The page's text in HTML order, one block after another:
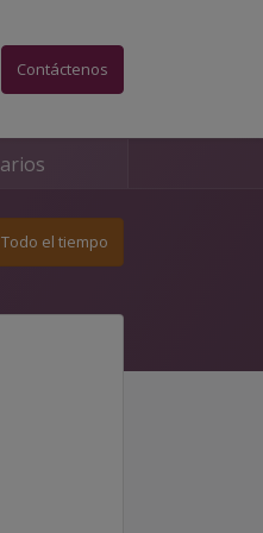
Contáctenos
Todo el tiempo